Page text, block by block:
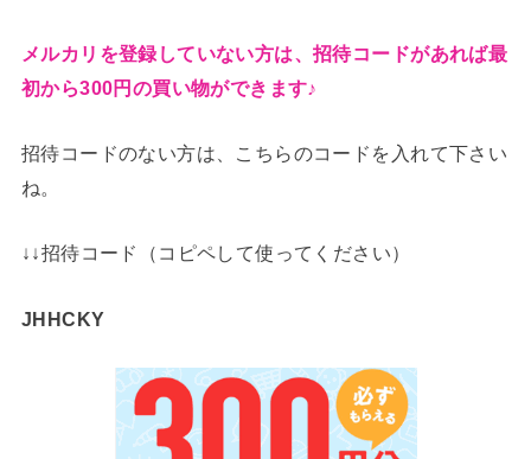
メルカリを登録していない方は、招待コードがあれば最
初から300円の買い物ができます♪
招待コードのない方は、こちらのコードを入れて下さい
ね。
↓↓招待コード（コピペして使ってください）
JHHCKY